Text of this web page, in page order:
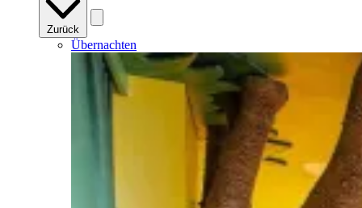
Zurück
Übernachten